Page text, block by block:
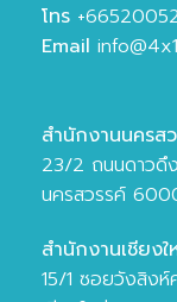
โทร
Email
สำนักงานนครส
23/2 ถนนดาวดึ
นครสวรรค์
สำนักงานเชียงใ
15/1 ซอยวังสิง